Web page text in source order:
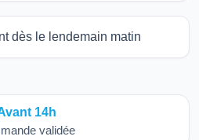
dès le lendemain matin
14h
validée